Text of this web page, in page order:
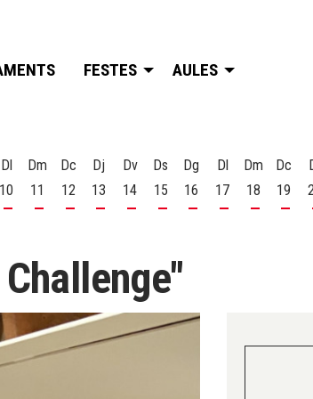
FESTES AULES
d'agost9 d'agost
Dl
10
Dilluns 10 d'agost
Dm
11
Dimarts 11 d'agost
Dc
12
Dimecres 12 d'agost
Dj
13
Dijous 13 d'agost
Dv
14
Divendres 14 d'agost
Ds
15
Dissabte 15 d'agost
Dg
16
Diumenge 16 d'agost
Dl
17
Dilluns 17
Dm
18
Dimarts
Dc
19